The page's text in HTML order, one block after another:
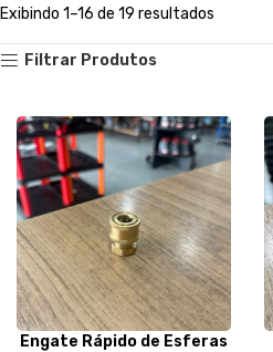
Exibindo 1–16 de 19 resultados
Filtrar Produtos
Engate Rápido de Esferas